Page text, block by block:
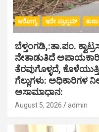
ಆರೋಗ್ಯ ಇದೇ ಪ್ರಾಬ್ಲಮ್ ತಾಜಾ
ಬೆಳ್ತಂಗಡಿ,:ತಾ.ಪಂ‌.
ನೇತಾಡುತಿದೆ
ತೆರವುಗೊಳ್ಳದೆ,
ಗೆಲ್ಲುಗಳು: ಅಧಿಕಾರಿಗಳ
ಅಸಾಮಾಧಾನ:
August 5, 2026 admin